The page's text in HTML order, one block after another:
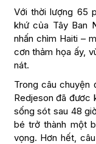
Với thời lượng 65
khứ của Tây Ban
nhấn chìm Haiti –
cơn thảm họa ấy,
nát.
Trong câu chuyện
Redjeson đã đươc
sống sót sau 48
bé trở thành một
vọng. Hơn hết,